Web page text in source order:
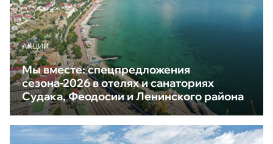
АКЦИИ
Мы вместе: спецпредложения
сезона-2026 в отелях и санаториях
Судака, Феодосии и Ленинского района